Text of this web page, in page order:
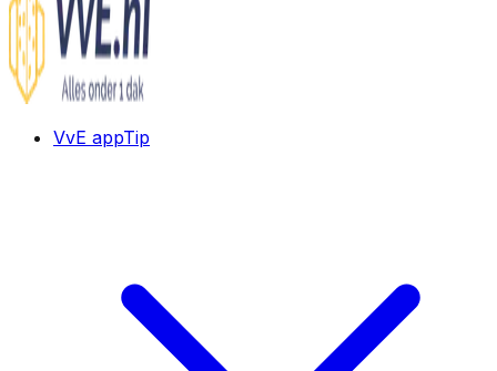
VvE appTip